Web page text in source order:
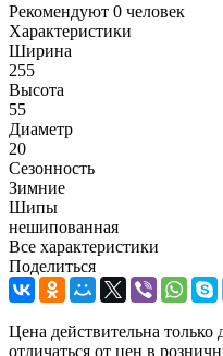
Рекомендуют 0 человек
Характеристики
Ширина
255
Высота
55
Диаметр
20
Сезонность
Зимние
Шипы
нешипованная
Все характеристики
Поделиться
Цена действительна
отличаться от цен в